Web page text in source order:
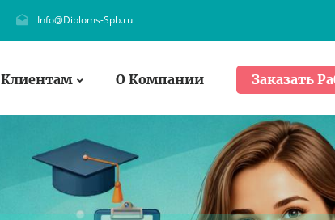
Info@Diploms-Spb.ru
Клиентам О Компании Заказать